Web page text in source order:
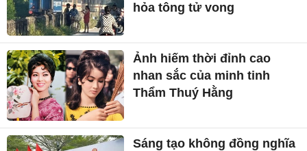
hỏa tông tử vong
Ảnh hiếm thời đỉnh cao
nhan sắc của minh tinh
Thẩm Thuý Hằng
Sáng tạo không đồng nghĩa